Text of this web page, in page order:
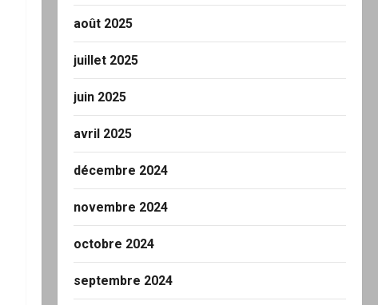
août 2025
juillet 2025
juin 2025
avril 2025
décembre 2024
novembre 2024
octobre 2024
septembre 2024